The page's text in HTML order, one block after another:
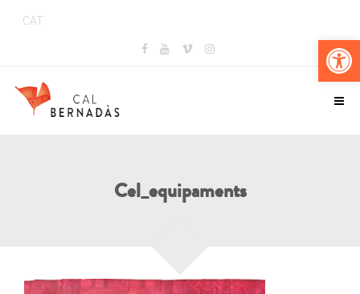
CAT
Cel_equipaments